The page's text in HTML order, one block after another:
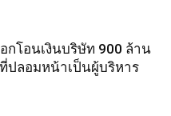
กโอนเงินบริษัท 900 ล้าน
ปลอมหน้าเป็นผู้บริหาร